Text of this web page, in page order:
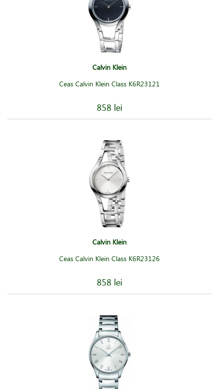
Calvin Klein
Ceas Calvin Klein Class K6R23121
858 lei
Calvin Klein
Ceas Calvin Klein Class K6R23126
858 lei